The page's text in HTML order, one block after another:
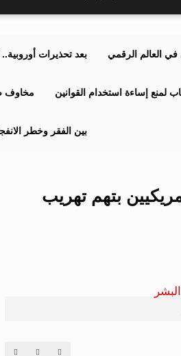
بعد تحذيرات أوروبية.. في العالم الرقمي
مخاوف لمنع إساءة استخدام القوانين
بين الفقر وخطر
تكساس: اعتقال 3 جنود أمريكيين بتهم تهريب